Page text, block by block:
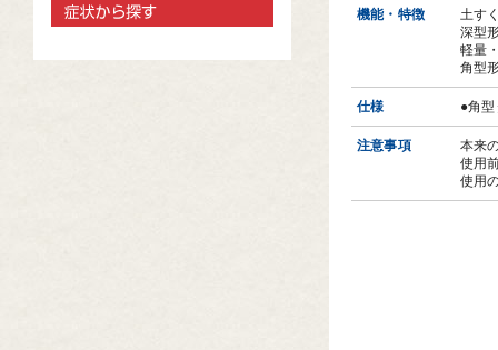
機能・特徴
土す
深型
軽量
角型
仕様 ●角
注意事項
本来
使用
使用